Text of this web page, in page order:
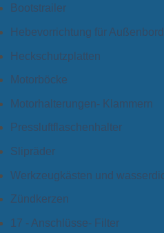
Bootstrailer
Hebevorrichtung für
Heckschutzplatten
Motorböcke
Motorhalterungen- Klammern
Pressluftflaschenhalter
Slipräder
Werkzeugkästen und
Zündkerzen
17 - Anschlüsse- Filter